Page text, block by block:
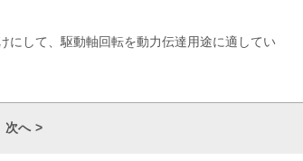
にして、駆動軸回転を動力伝達用途に適してい
次へ